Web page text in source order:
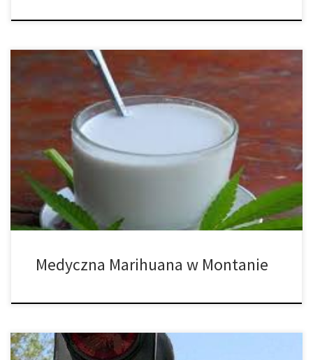
Uchwalona w 2004 roku ustawa dotycząca medycznej marihuany
w Montanie była jedną z pierwszych w Stanach Zjednoczonych. I
podobnie jak w innych stanach, ustawa ta przeszła już szereg
zmian w ostatnich latach. Zatwierdzona przez prawie dwie
trzecie wszystkich wyborców, ustawa dotycząca medycznej
marihuany w Montanie umożliwia używanie marihuany przy
leczeniu […]
Medyczna Marihuana w Montanie